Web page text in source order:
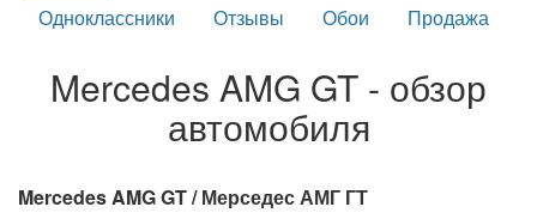
Одноклассники
Отзывы Обои Продажа
Mercedes AMG GT - обзор
автомобиля
Mercedes AMG GT / Мерседес АМГ ГТ